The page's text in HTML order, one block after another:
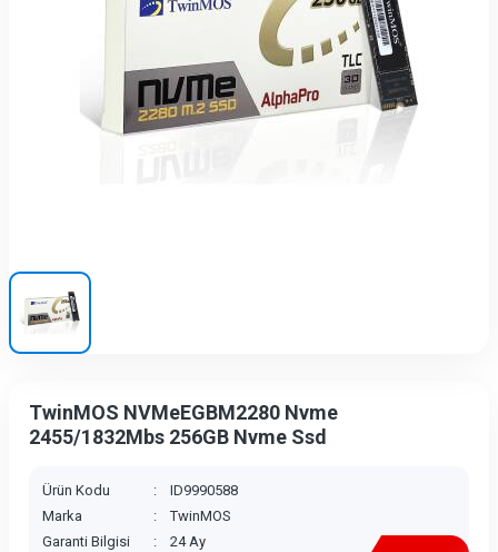
TwinMOS NVMeEGBM2280 Nvme
2455/1832Mbs 256GB Nvme Ssd
Ürün Kodu :
ID9990588
Marka
:
TwinMOS
Garanti Bilgisi
: 24 Ay